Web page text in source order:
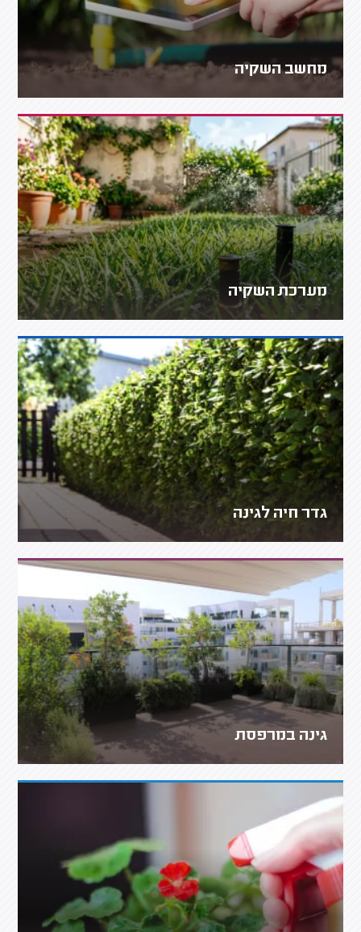
מחשב השקיה
מערכת השקיה
גדר חיה לגינה
גינה במרפסת